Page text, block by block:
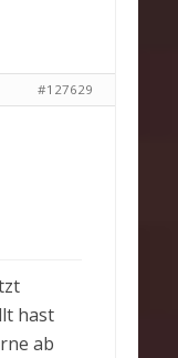
#127629
hast
ab